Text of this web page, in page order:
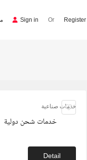
Sign in Or Register
خدمات صناعية
خدمات شحن دولية
Detail